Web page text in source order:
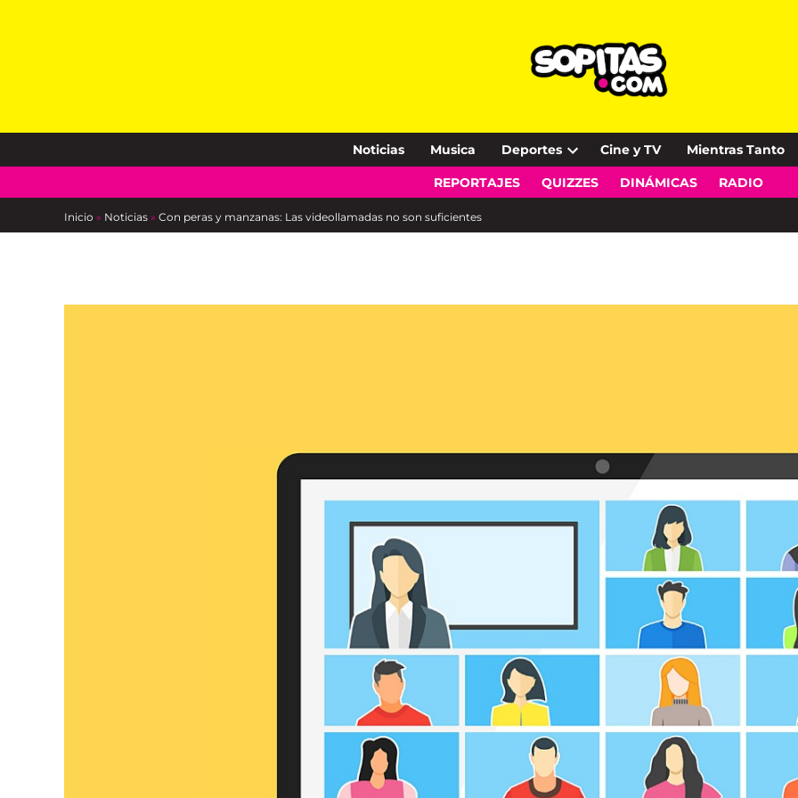
Noticias Musica Deportes
Open
dropdown
Cine y TV Mientras Tanto
REPORTAJES QUIZZES DINÁMICAS RADIO
Inicio » Noticias » Con peras y manzanas: Las videollamadas no son suficientes